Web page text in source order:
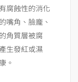
腐蝕性的消化
嘴角、臉龐、
角質層被腐
生發紅或濕
。